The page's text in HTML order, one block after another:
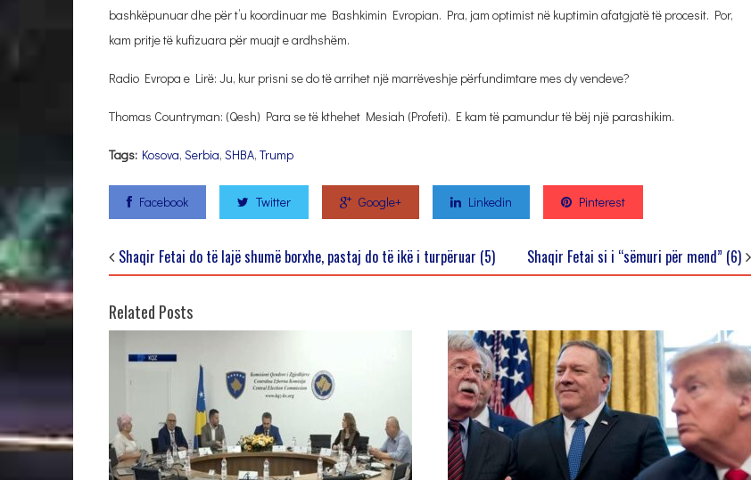
bashkëpunuar dhe për t’u koordinuar me Bashkimin Evropian. Pra, jam optimist në kuptimin afatgjatë të procesit. Por,
kam pritje të kufizuara për muajt e ardhshëm.
Radio Evropa e Lirë: Ju, kur prisni se do të arrihet një marrëveshje përfundimtare mes dy vendeve?
Thomas Countryman: (Qesh) Para se të kthehet Mesiah (Profeti). E kam të pamundur të bëj një parashikim.
Tags: Kosova, Serbia, SHBA, Trump
Facebook Twitter Google+ Linkedin Pinterest
Shaqir Fetai do të lajë shumë borxhe, pastaj do të ikë i turpëruar (5) Shaqir Fetai si i “sëmuri për mend” (6)
Related Posts